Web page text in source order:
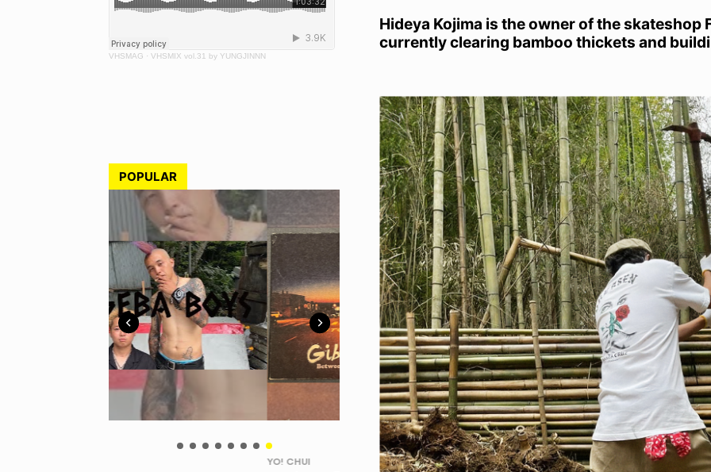
VHSMAG · VHSMIX vol.31 by YUNGJINNN
POPULAR
VOICE OF FREEDOM
Hideya Kojima is the owner of the skateshop
currently clearing bamboo thickets and